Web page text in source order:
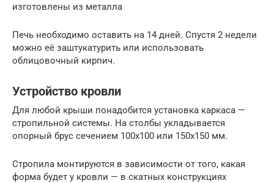
изготовлены из металла
Печь необходимо оставить на 14 дней. Спустя 2 недели
можно её заштукатурить или использовать
облицовочный кирпич.
Устройство кровли
Для любой крыши понадобится установка каркаса —
стропильной системы. На столбы укладывается
опорный брус сечением 100х100 или 150х150 мм.
Стропила монтируются в зависимости от того, какая
форма будет у кровли — в скатных конструкциях